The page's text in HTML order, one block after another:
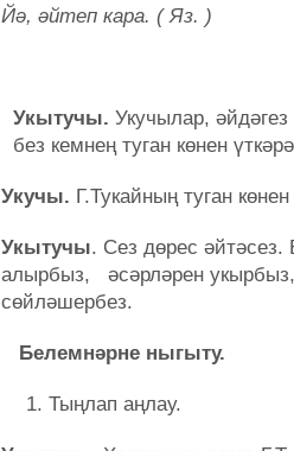
Йә, әйтеп кара. ( Яз. )
Укытучы. Укучылар,
без кемнең туган көнен
Укучы. Г.Тукайның туган
Укытучы. Сез дөрес әйтәсез.
алырбыз, әсәрләрен
сөйләшербез.
Белемнәрне ныгыту.
Тыңлап аңлау.